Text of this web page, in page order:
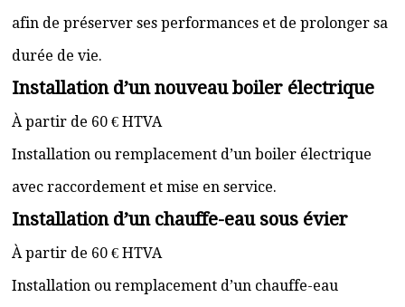
afin de préserver ses performances et de prolonger sa
durée de vie.
Installation d’un nouveau boiler électrique
À partir de 60 € HTVA
Installation ou remplacement d’un boiler électrique
avec raccordement et mise en service.
Installation d’un chauffe-eau sous évier
À partir de 60 € HTVA
Installation ou remplacement d’un chauffe-eau